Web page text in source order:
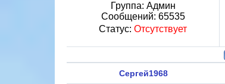
Группа: Админ
Сообщений: 65535
Статус: Отсутствует
Сергей1968